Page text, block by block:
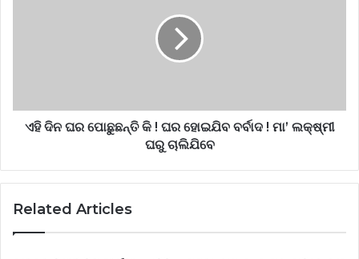
ଏହି ଦିନ ଘର ପୋଛୁଛନ୍ତି କି ! ଘର ହୋଇଯିବ ବର୍ବାଦ ! ମା’ ଲକ୍ଷ୍ମୀ
ଘରୁ ଚାଲିଯିବେ
Related Articles